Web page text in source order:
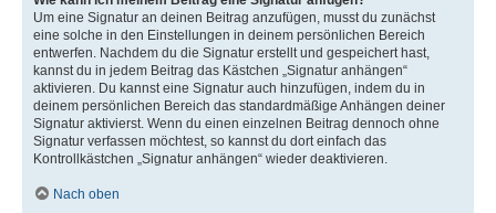
Um eine Signatur an deinen Beitrag anzufügen, musst du zunächst
eine solche in den Einstellungen in deinem persönlichen Bereich
entwerfen. Nachdem du die Signatur erstellt und gespeichert hast,
kannst du in jedem Beitrag das Kästchen „Signatur anhängen“
aktivieren. Du kannst eine Signatur auch hinzufügen, indem du in
deinem persönlichen Bereich das standardmäßige Anhängen deiner
Signatur aktivierst. Wenn du einen einzelnen Beitrag dennoch ohne
Signatur verfassen möchtest, so kannst du dort einfach das
Kontrollkästchen „Signatur anhängen“ wieder deaktivieren.
Nach oben